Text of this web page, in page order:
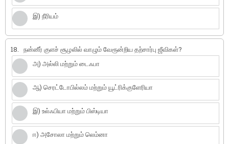
இ) நீரியம்
18. நன்னீர் குளச் சூழலில் வாழும் வேரூன்றிய தற்சார்பு ஜீவிகள்?
அ) அல்லி மற்றும் டைஃபா
ஆ) செரட்டோபில்லம் மற்றும் யூட்ரிக்குளேரியா
இ) உல்ஃபியா மற்றும் பிஸ்டியா
ஈ) அசோலா மற்றும் லெம்னா